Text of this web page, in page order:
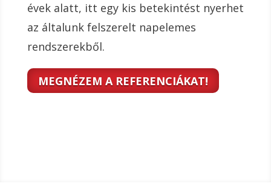
évek alatt, itt egy kis betekintést nyerhet
az általunk felszerelt napelemes
rendszerekből.
MEGNÉZEM A REFERENCIÁKAT!